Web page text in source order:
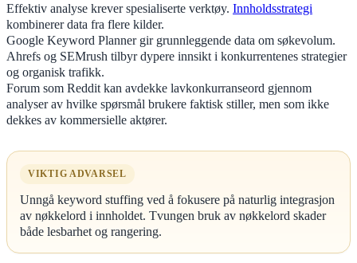
Effektiv analyse krever spesialiserte verktøy. Innholdsstrategi
kombinerer data fra flere kilder.
Google Keyword Planner gir grunnleggende data om søkevolum.
Ahrefs og SEMrush tilbyr dypere innsikt i konkurrentenes strategier
og organisk trafikk.
Forum som Reddit kan avdekke lavkonkurranseord gjennom
analyser av hvilke spørsmål brukere faktisk stiller, men som ikke
dekkes av kommersielle aktører.
VIKTIG ADVARSEL
Unngå keyword stuffing ved å fokusere på naturlig integrasjon
av nøkkelord i innholdet. Tvungen bruk av nøkkelord skader
både lesbarhet og rangering.